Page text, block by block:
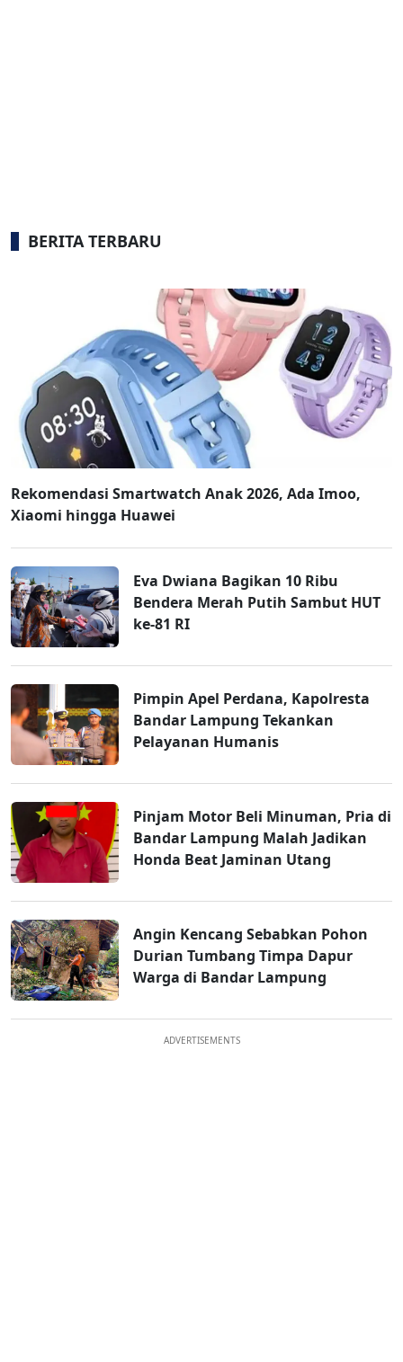
BERITA TERBARU
Rekomendasi Smartwatch Anak 2026, Ada Imoo,
Xiaomi hingga Huawei
Eva Dwiana Bagikan 10 Ribu
Bendera Merah Putih Sambut HUT
ke-81 RI
Pimpin Apel Perdana, Kapolresta
Bandar Lampung Tekankan
Pelayanan Humanis
Pinjam Motor Beli Minuman, Pria di
Bandar Lampung Malah Jadikan
Honda Beat Jaminan Utang
Angin Kencang Sebabkan Pohon
Durian Tumbang Timpa Dapur
Warga di Bandar Lampung
ADVERTISEMENTS